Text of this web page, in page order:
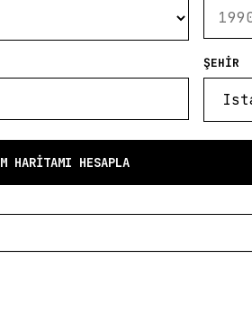
ŞEHIR
HARITAMI HESAPLA